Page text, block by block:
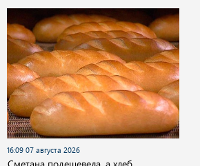
16:09 07 августа 2026